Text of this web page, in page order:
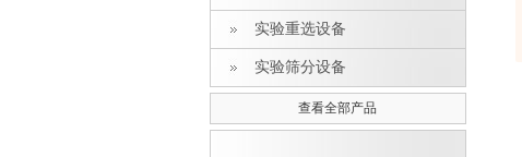
实验重选设备
实验筛分设备
查看全部产品